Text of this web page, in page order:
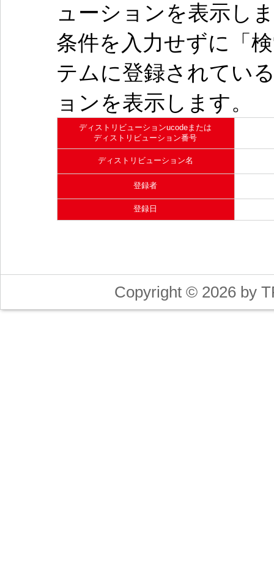
ューションを表示し
条件を入力せずに「
テムに登録されてい
ョンを表示します。
ディストリビューションucodeまたは
ディストリビューション番号
ディストリビューション名
登録者
登録日
Copyright © 2026 by